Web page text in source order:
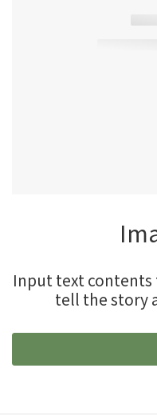
Input text
tell the story